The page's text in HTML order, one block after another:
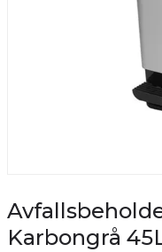
Karbongrå